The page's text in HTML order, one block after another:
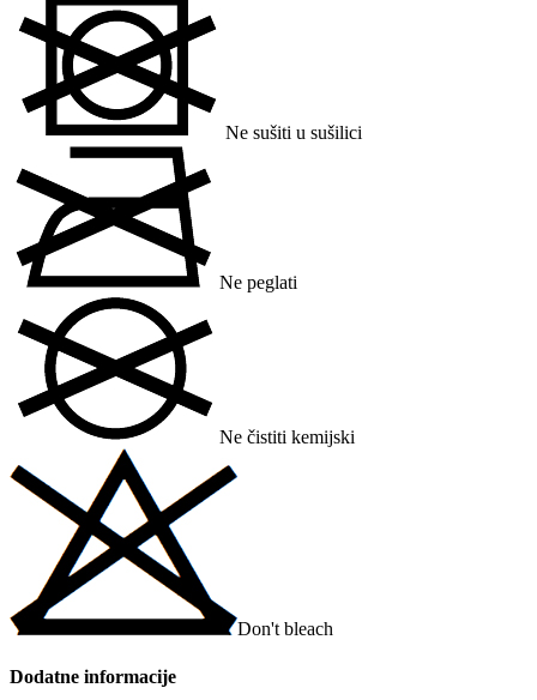
Ne sušiti u sušilici
Ne peglati
Ne čistiti kemijski
Don't bleach
Dodatne informacije